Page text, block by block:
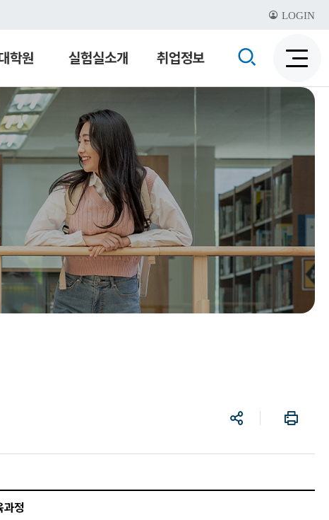
LOGIN
학원 실험실소개 취업정보
색
성
화
색
공
프
린
정